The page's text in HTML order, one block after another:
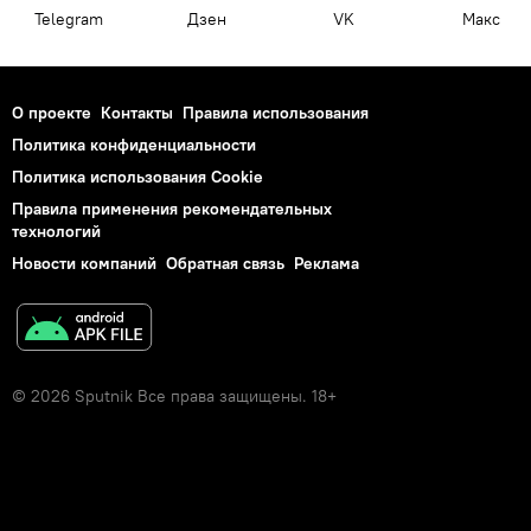
Telegram Дзен VK Макс
О проекте Контакты Правила использования
Политика конфиденциальности
Политика использования Cookie
Правила применения рекомендательных
технологий
Новости компаний Обратная связь Реклама
© 2026 Sputnik Все права защищены. 18+